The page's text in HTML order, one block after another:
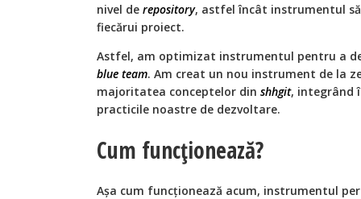
nivel de repository, astfel încât instrumentul
fiecărui proiect.
Astfel, am optimizat instrumentul pentru a
blue team. Am creat un nou instrument de la
majoritatea conceptelor din shhgit, integrând
practicile noastre de dezvoltare.
Cum funcționează?
Așa cum funcționează acum, instrumentul